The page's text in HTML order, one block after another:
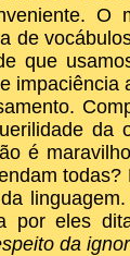
O
de
que
da
é
por eles
da